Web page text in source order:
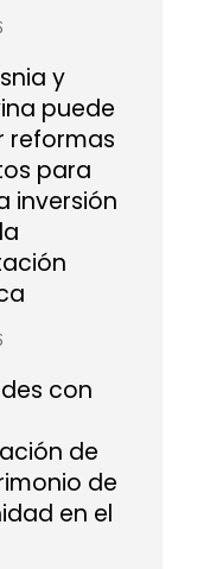
y
puede
reformas
para
inversión
con
de
de
en el